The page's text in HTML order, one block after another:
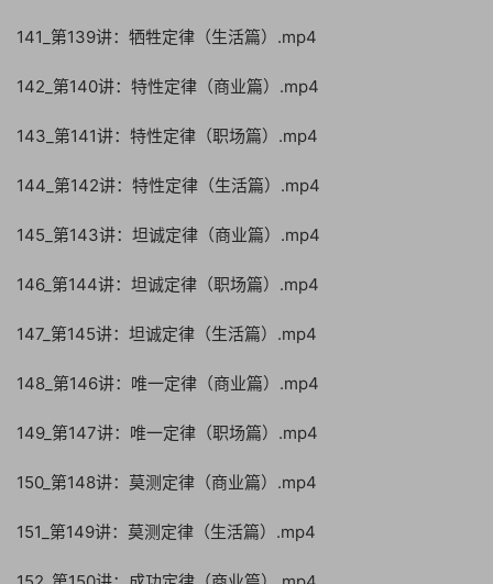
141_第139讲：牺牲定律（生活篇）.mp4
142_第140讲：特性定律（商业篇）.mp4
143_第141讲：特性定律（职场篇）.mp4
144_第142讲：特性定律（生活篇）.mp4
145_第143讲：坦诚定律（商业篇）.mp4
146_第144讲：坦诚定律（职场篇）.mp4
147_第145讲：坦诚定律（生活篇）.mp4
148_第146讲：唯一定律（商业篇）.mp4
149_第147讲：唯一定律（职场篇）.mp4
150_第148讲：莫测定律（商业篇）.mp4
151_第149讲：莫测定律（生活篇）.mp4